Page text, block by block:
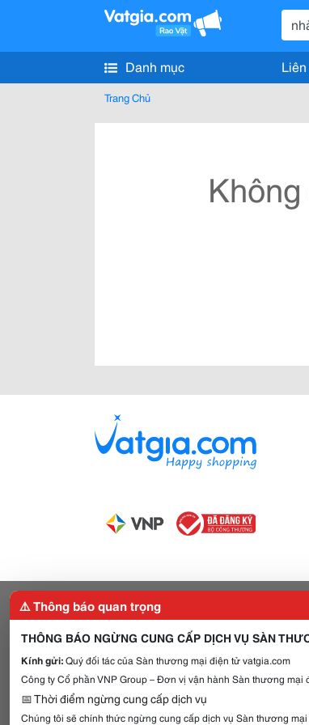
Danh mục
Trang Chủ
⚠️ Thông báo quan trọng
THÔNG BÁO NGỪNG CUNG CẤP DỊCH VỤ SÀN
Kính gửi:Quý đối tác của Sàn thương mại điện tử vatgia.com
Công ty Cổ phần VNP Group – Đơn vị vận hành Sàn thương mại
📅 Thời điểm ngừng cung cấp dịch vụ
Chúng tôi sẽ chính thức ngừng cung cấp dịch vụ Sàn thương